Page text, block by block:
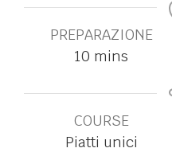
PREPARAZIONE
10 mins
COURSE
Piatti unici